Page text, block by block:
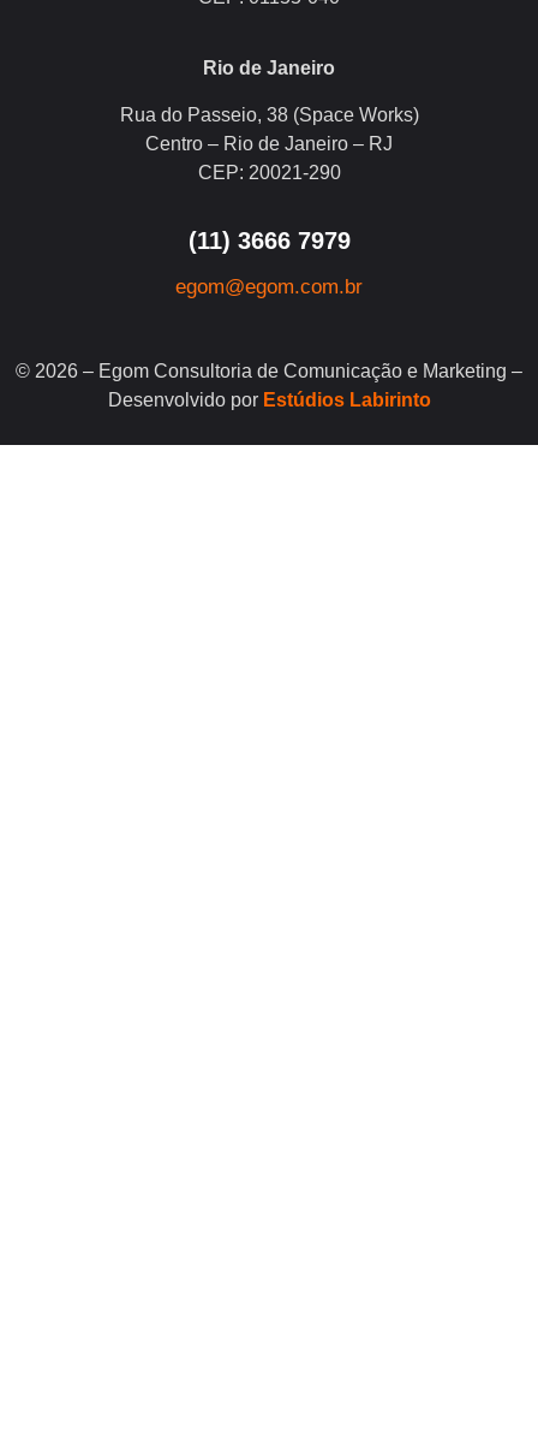
Rio de Janeiro
Rua do Passeio, 38 (Space Works)
Centro – Rio de Janeiro – RJ
CEP: 20021-290
(11) 3666 7979
egom@egom.com.br
© 2026 – Egom Consultoria de Comunicação e Marketing –
Desenvolvido por Estúdios Labirinto